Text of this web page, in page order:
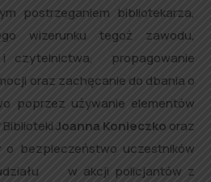
postrzeganiem bibliotekarza,
wizerunku tegoż zawodu,
i czytelnictwa, propagowanie
oraz zachęcanie do dbania o
poprzez używanie elementów
Joanna Konieczko oraz
o bezpieczeństwo uczestników
w akcji policjantów z